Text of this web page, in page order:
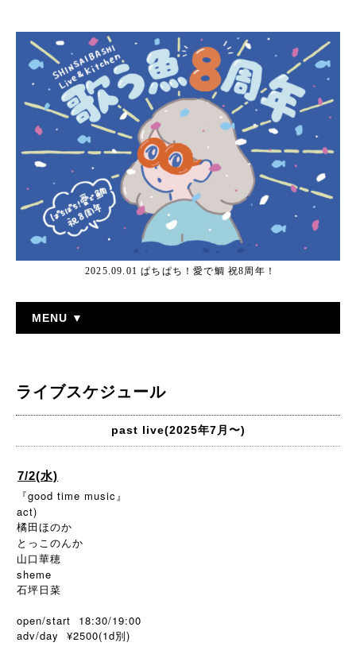
2025.09.01 ぱちぱち！愛で鯛 祝8周年！
MENU ▼
ライブスケジュール
past live(2025年7月〜)
7/2(水)
『good time music』
act)
橘田ほのか
とっこのんか
山口華穂
sheme
石坪日菜
open/start 18:30/19:00
adv/day ¥2500(1d別)